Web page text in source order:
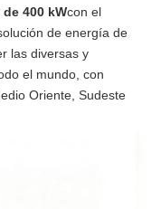
400 kWcon el
de energía de
las diversas y
el mundo, con
Oriente, Sudeste